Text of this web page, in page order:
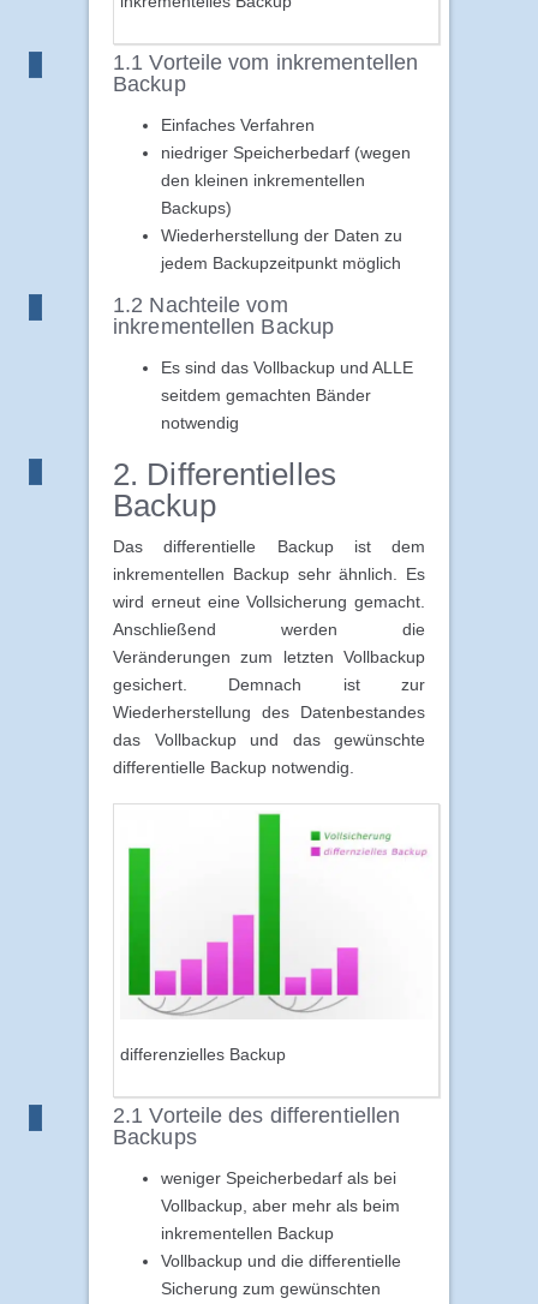
1.1 Vorteile vom inkrementellen
Backup
Einfaches Verfahren
niedriger Speicherbedarf (wegen
den kleinen inkrementellen
Backups)
Wiederherstellung der Daten zu
jedem Backupzeitpunkt möglich
1.2 Nachteile vom
inkrementellen Backup
Es sind das Vollbackup und ALLE
seitdem gemachten Bänder
notwendig
2. Differentielles
Backup
Das differentielle Backup ist dem
inkrementellen Backup sehr ähnlich. Es
wird erneut eine Vollsicherung gemacht.
Anschließend werden die
Veränderungen zum letzten Vollbackup
gesichert. Demnach ist zur
Wiederherstellung des Datenbestandes
das Vollbackup und das gewünschte
differentielle Backup notwendig.
differenzielles Backup
2.1 Vorteile des differentiellen
Backups
weniger Speicherbedarf als bei
Vollbackup, aber mehr als beim
inkrementellen Backup
Vollbackup und die differentielle
Sicherung zum gewünschten